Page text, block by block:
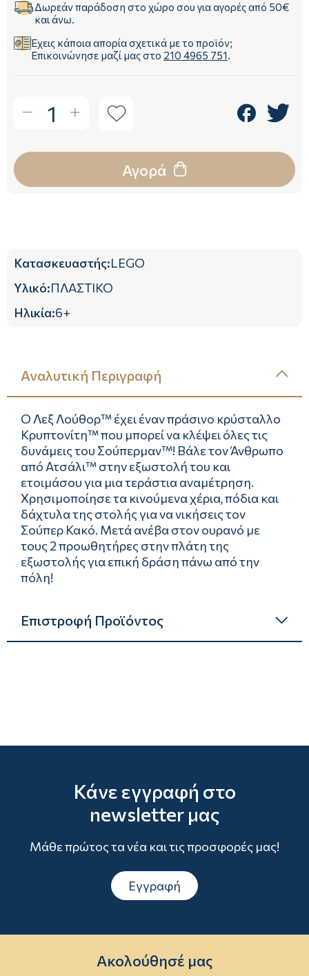
Δωρεάν παράδοση στο χώρο σου για αγορές από 50€
και άνω.
Έχεις κάποια απορία σχετικά με το προϊόν;
Επικοινώνησε μαζί μας στο 210 4965 751.
1
Αγορά
Κατασκευαστής:LEGO
Υλικό:ΠΛΑΣΤΙΚΟ
Ηλικία:6+
Αναλυτική Περιγραφή
Ο Λεξ Λούθορ™ έχει έναν πράσινο κρύσταλλο
Κρυπτονίτη™ που μπορεί να κλέψει όλες τις
δυνάμεις του Σούπερμαν™! Βάλε τον Άνθρωπο
από Ατσάλι™ στην εξωστολή του και
ετοιμάσου για μια τεράστια αναμέτρηση.
Χρησιμοποίησε τα κινούμενα χέρια, πόδια και
δάχτυλα της στολής για να νικήσεις τον
Σούπερ Κακό. Μετά ανέβα στον ουρανό με
τους 2 προωθητήρες στην πλάτη της
εξωστολής για επική δράση πάνω από την
πόλη!
Επιστροφή Προϊόντος
Κάνε εγγραφή στο
newsletter μας
Μάθε πρώτος τα νέα και τις προσφορές μας!
Εγγραφή
Ακολούθησέ μας